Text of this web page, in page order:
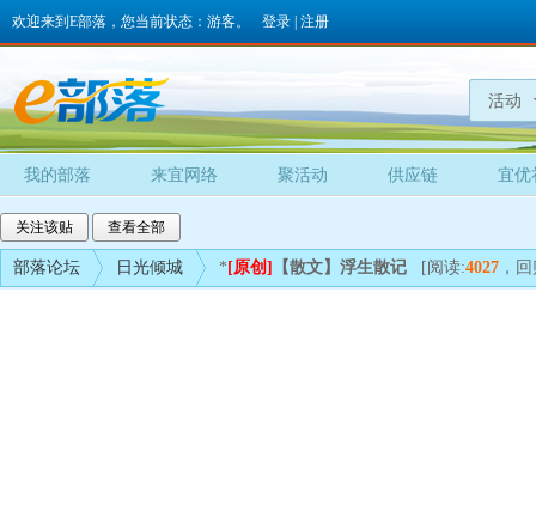
欢迎来到E部落，您当前状态：游客。 登录 注册
活动
我的部落 来宜网络 聚活动 供应链 宜优
关注该贴 查看全部
部落论坛 日光倾城 * [原创] 【散文】浮生散记 [阅读:4027 ，